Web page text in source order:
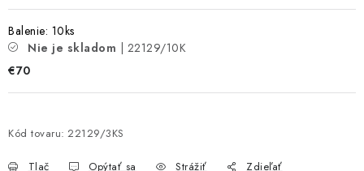
Balenie: 10ks
Nie je skladom
| 22129/10K
€70
Kód tovaru: 22129/3KS
Tlač Opýtať sa Strážiť Zdieľať